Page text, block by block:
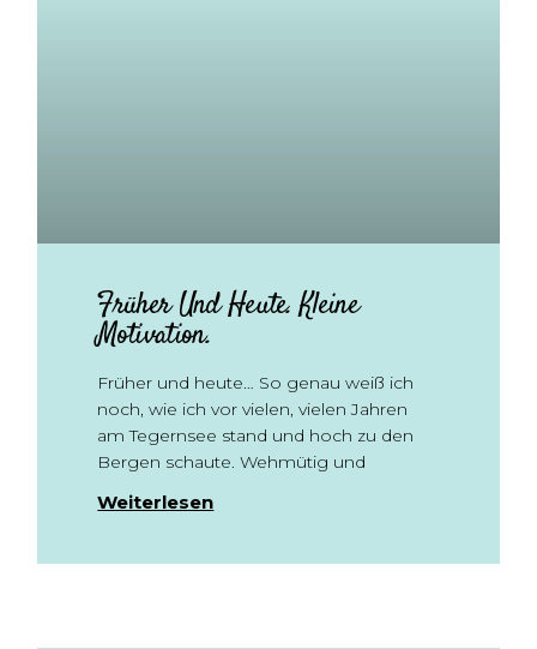
Früher Und Heute. Kleine
Motivation.
Früher und heute… So genau weiß ich
noch, wie ich vor vielen, vielen Jahren
am Tegernsee stand und hoch zu den
Bergen schaute. Wehmütig und
Weiterlesen